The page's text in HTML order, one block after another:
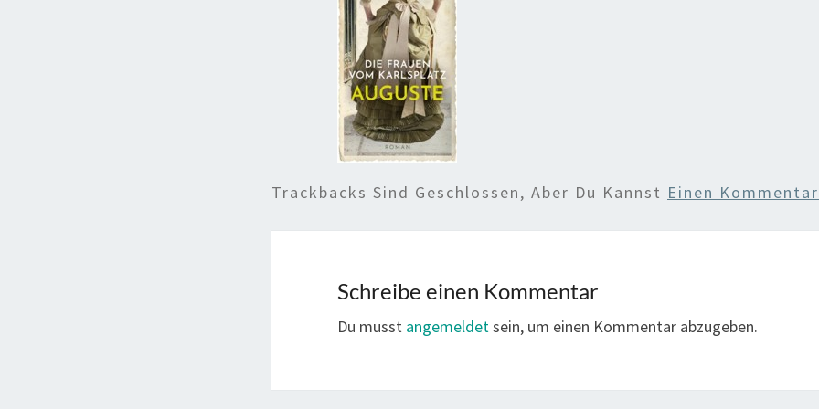
Trackbacks Sind Geschlossen, Aber Du Kannst Einen
Schreibe einen Kommentar
Du musst angemeldetsein, um einen Kommentar abzugeben.